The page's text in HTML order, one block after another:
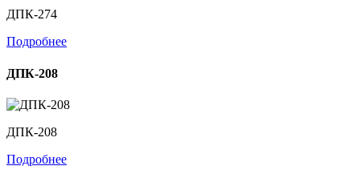
ДПК-274
Подробнее
ДПК-208
ДПК-208
Подробнее